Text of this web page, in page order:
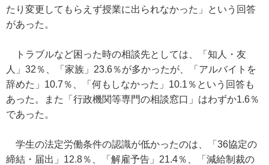
たり変更してもらえず授業に出られなかった」という回答
があった。
トラブルなど困った時の相談先としては、「知人・友
人」32％、「家族」23.6％が多かったが、「アルバイトを
辞めた」10.7％、「何もしなかった」10.1％という回答も
あった。また「行政機関等専門の相談窓口」はわずか1.6％
であった。
学生の法定労働条件の認識が低かったのは、「36協定の
締結・届出」12.8％、「解雇予告」21.4％、「減給制裁の